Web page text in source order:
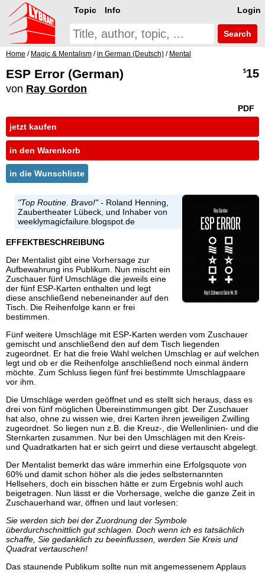
Login
Topic Info
Search
Home / Magic & Mentalism /in German (Deutsch) / Mental
ESP Error (German)
von Ray Gordon
$15
PDF
jetzt kaufen
in den Warenkorb
in die Wunschliste
"Top Routine. Bravo!"- Roland Henning,
Zaubertheater Lübeck, und Inhaber von
weeklymagicfailure.blogspot.de
EFFEKTBESCHREIBUNG
Der Mentalist gibt eine Vorhersage zur
Aufbewahrung ins Publikum. Nun mischt ein
Zuschauer fünf Umschläge die jeweils eine
der fünf ESP-Karten enthalten und legt
diese anschließend nebeneinander auf den
Tisch. Die Reihenfolge kann er frei
bestimmen.
Fünf weitere Umschläge mit ESP-Karten werden vom Zuschauer
gemischt und anschließend den auf dem Tisch liegenden
zugeordnet. Er hat die freie Wahl welchen Umschlag er auf welchen
legt und ob er die Reihenfolge anschließend noch einmal ändern
möchte. Zum Schluss liegen fünf frei bestimmte Umschlagpaare
vor ihm.
Die Umschläge werden geöffnet und es stellt sich heraus, dass es
drei von fünf möglichen Übereinstimmungen gibt. Der Zuschauer
hat also, ohne zu wissen wie, drei Karten ihren jeweiligen Zwilling
zugeordnet. So liegen nun z.B. die Kreuz-, die Wellenlinien- und die
Sternkarten zusammen. Nur bei den Umschlägen mit den Kreis-
und Quadratkarten hat er sich geirrt und diese vertauscht abgelegt.
Der Mentalist bemerkt das wäre immerhin eine Erfolgsquote von
60% und damit schon höher als die jedes selbsternannten
Hellsehers, doch ein bisschen hätte er zum Ergebnis wohl auch
beigetragen. Nun lässt er die Vorhersage, welche die ganze Zeit in
Zuschauerhand war, öffnen und laut vorlesen:
Sie werden sich bei der Zuordnung der Symbole
überdurchschnittlich gut schlagen. Doch wenn ich es tatsächlich
schaffe, Sie gedanklich zu beeinflussen, werden Sie Kreis und
Quadrat vertauschen!
Das staunende Publikum sollte nun mit angemessenem Applaus